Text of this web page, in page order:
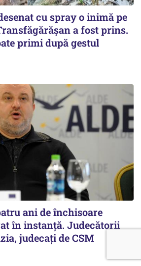
cu spray o inimă pe
a fost prins.
primi după gestul
ani de închisoare
în instanță. Judecătorii
judecați de CSM